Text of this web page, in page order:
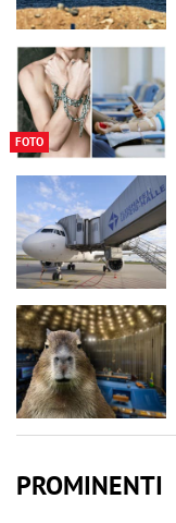
FOTO
PROMINENTI